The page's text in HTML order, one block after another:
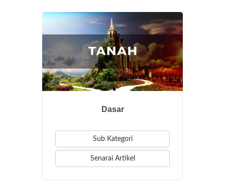
Dasar
Sub Kategori
Senarai Artikel